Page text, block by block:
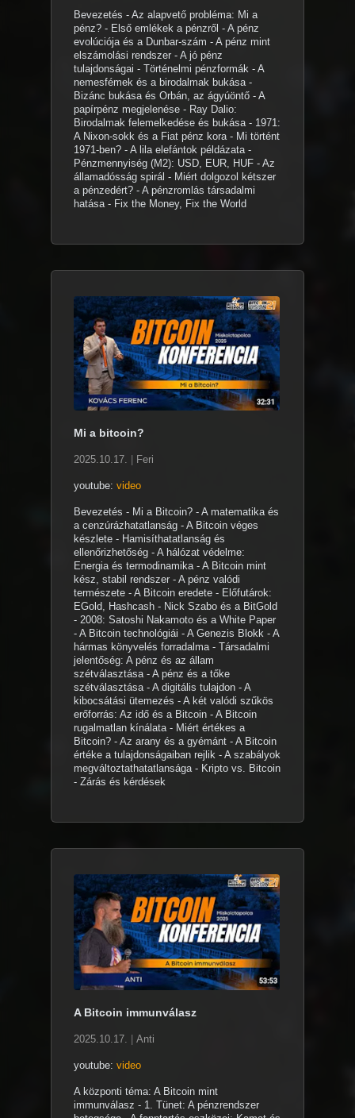
Bevezetés - Az alapvető probléma: Mi a
pénz? - Első emlékek a pénzről - A pénz
evolúciója és a Dunbar-szám - A pénz mint
elszámolási rendszer - A jó pénz
tulajdonságai - Történelmi pénzformák - A
nemesfémek és a birodalmak bukása -
Bizánc bukása és Orbán, az ágyúöntő - A
papírpénz megjelenése - Ray Dalio:
Birodalmak felemelkedése és bukása - 1971:
A Nixon-sokk és a Fiat pénz kora - Mi történt
1971-ben? - A lila elefántok példázata -
Pénzmennyiség (M2): USD, EUR, HUF - Az
államadósság spirál - Miért dolgozol kétszer
a pénzedért? - A pénzromlás társadalmi
hatása - Fix the Money, Fix the World
Mi a bitcoin?
2025.10.17. Feri
youtube: video
Bevezetés - Mi a Bitcoin? - A matematika és
a cenzúrázhatatlanság - A Bitcoin véges
készlete - Hamisíthatatlanság és
ellenőrizhetőség - A hálózat védelme:
Energia és termodinamika - A Bitcoin mint
kész, stabil rendszer - A pénz valódi
természete - A Bitcoin eredete - Előfutárok:
EGold, Hashcash - Nick Szabo és a BitGold
- 2008: Satoshi Nakamoto és a White Paper
- A Bitcoin technológiái - A Genezis Blokk - A
hármas könyvelés forradalma - Társadalmi
jelentőség: A pénz és az állam
szétválasztása - A pénz és a tőke
szétválasztása - A digitális tulajdon - A
kibocsátási ütemezés - A két valódi szűkös
erőforrás: Az idő és a Bitcoin - A Bitcoin
rugalmatlan kínálata - Miért értékes a
Bitcoin? - Az arany és a gyémánt - A Bitcoin
értéke a tulajdonságaiban rejlik - A szabályok
megváltoztathatatlansága - Kripto vs. Bitcoin
- Zárás és kérdések
A Bitcoin immunválasz
2025.10.17. Anti
youtube: video
A központi téma: A Bitcoin mint
immunválasz - 1. Tünet: A pénzrendszer